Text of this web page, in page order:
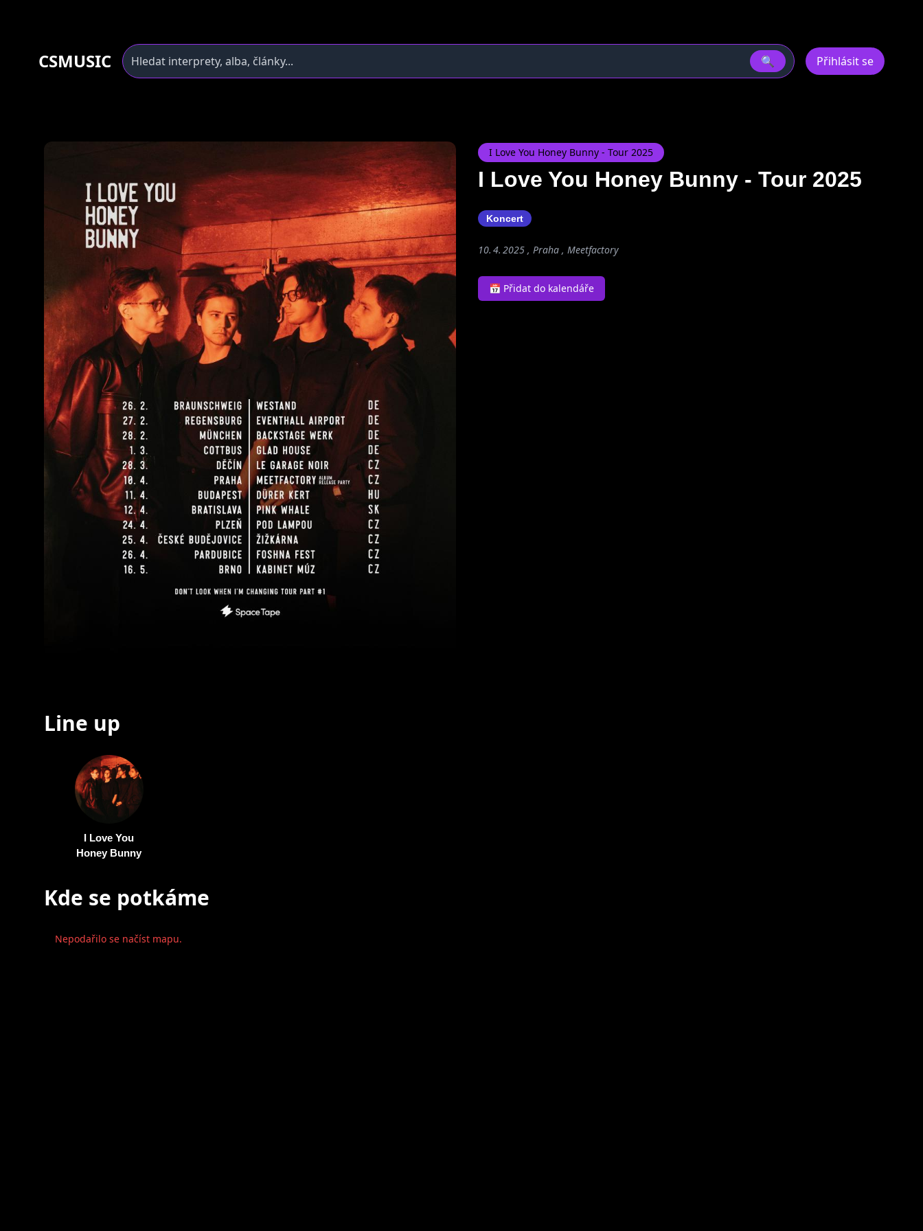
CSMUSIC 🔍 Přihlásit se
I Love You Honey Bunny - Tour 2025
I Love You Honey Bunny - Tour 2025
Koncert
10. 4. 2025 , Praha , Meetfactory
📅 Přidat do kalendáře
Line up
I Love You
Honey Bunny
Kde se potkáme
Nepodařilo se načíst mapu.